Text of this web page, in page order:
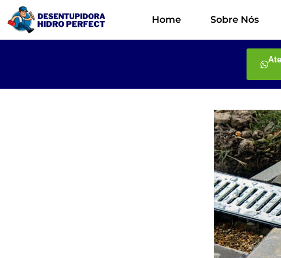
Home Sobre Nós